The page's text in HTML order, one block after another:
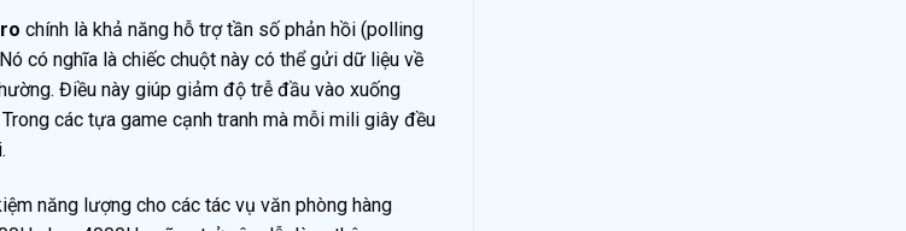
chính là khả năng hỗ trợ tần số phản hồi (polling
có nghĩa là chiếc chuột này có thể gửi dữ liệu về
Điều này giúp giảm độ trễ đầu vào xuống
các tựa game cạnh tranh mà mỗi mili giây đều
năng lượng cho các tác vụ văn phòng hàng